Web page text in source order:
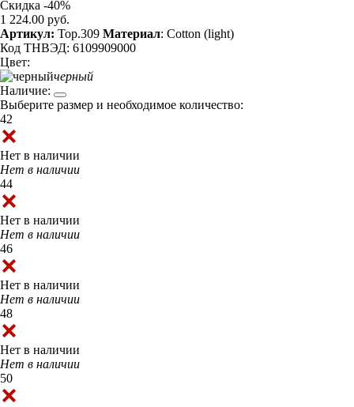
Скидка -40%
1 224.00 руб.
Артикул: Top.309 Материал: Cotton (light)
Код ТНВЭД: 6109909000
Цвет:
черный
Наличие:
Выберите размер и необходимое количество:
42
Нет в наличии
Нет в наличии
44
Нет в наличии
Нет в наличии
46
Нет в наличии
Нет в наличии
48
Нет в наличии
Нет в наличии
50